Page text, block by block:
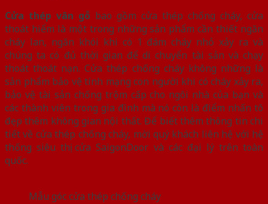
Cửa thép vân gỗ bao gồm cửa thép chống cháy, cửa
thoát hiểm là một trong những sản phẩm cần thiết ngăn
cháy lan, ngăn khói khi có 1 đám cháy nhỏ xảy ra và
chúng ta có đủ thời gian để di chuyển tài sản và chạy
thoát thoát nạn. Cửa thép chống cháy không những là
sản phẩm bảo vệ tính mạng con người khi có cháy xảy ra,
bảo vệ tài sản chống trộm cấp cho ngôi nhà của bạn và
các thành viên trong gia đình mà nó còn là điểm nhấn tô
đẹp thêm không gian nội thất. Để biết thêm thông tin chi
tiết về cửa thép chống cháy, mời quý khách liên hệ với hệ
thống siêu thị cửa SaigonDoor và các đại lý trên toàn
quốc.
Mẫu góc cửa thép chống cháy